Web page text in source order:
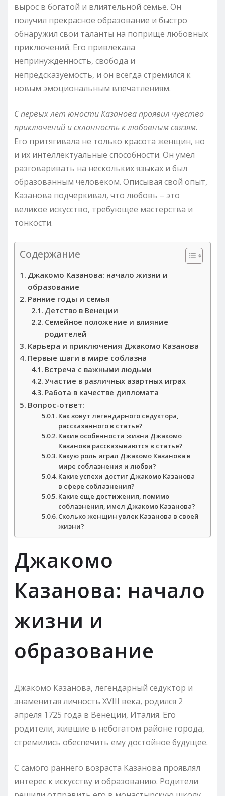
вырос в богатой и влиятельной семье. Он
получил прекрасное образование и быстро
обнаружил свои таланты на поприще любовных
приключений. Его привлекала
непринужденность, свобода и
непредсказуемость, и он всегда стремился к
новым эмоциональным впечатлениям.
С первых лет юности Казанова проявил чувство
приключений и склонность к любовным связям.
Его притягивала не только красота женщин, но
и их интеллектуальные способности. Он умел
разговаривать на нескольких языках и был
образованным человеком. Описывая свой опыт,
Казанова подчеркивал, что любовь – это
великое искусство, требующее мастерства и
тонкости.
Содержание
Джакомо Казанова: начало жизни и
образование
Ранние годы и семья
Детство в Венеции
Семейное положение и влияние
родителей
Карьера и приключения Джакомо Казанова
Первые шаги в мире соблазна
Встреча с важными людьми
Участие в различных азартных играх
Работа в качестве дипломата
Вопрос-ответ:
Как зовут легендарного седуктора,
рассказанного в статье?
Какие особенности жизни Джакомо
Казанова рассказываются в статье?
Какую роль играл Джакомо Казанова в
мире соблазнения и любви?
Какие успехи достиг Джакомо Казанова
в сфере соблазнения?
Какие еще достижения, помимо
соблазнения, имел Джакомо Казанова?
Сколько женщин увлек Казанова в своей
жизни?
Джакомо
Казанова: начало
жизни и
образование
Джакомо Казанова, легендарный седуктор и
знаменитая личность XVIII века, родился 2
апреля 1725 года в Венеции, Италия. Его
родители, жившие в небогатом районе города,
стремились обеспечить ему достойное будущее.
С самого раннего возраста Казанова проявлял
интерес к искусству и образованию. Родители